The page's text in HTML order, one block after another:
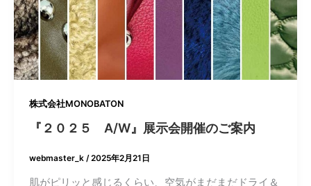
株式会社MONOBATON
『２０２５ A/W』展示会開催のご案内
webmaster_k/2025年2月21日
肌がピリッと感じるくらい、空気がまだまだドライ＆